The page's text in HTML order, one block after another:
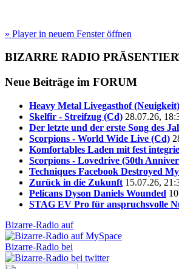
» Player in neuem Fenster öffnen
BIZARRE RADIO
Neue Beiträge im FORUM
Heavy Metal Livegasthof (Neuigkeit)
Skelfir - Streifzug (Cd) 28.07.26,
Der letzte und der erste Song des
Scorpions - World Wide Live (Cd)
Komfortables Laden mit fest
Scorpions - Lovedrive (50th
Techniques Facebook Destroyed
Zurück in die Zukunft 15.07.26,
Pelicans Dyson Daniels Wounded
STAG EV Pro für anspruchsvolle
Bizarre-Radio auf
Bizarre-Radio bei